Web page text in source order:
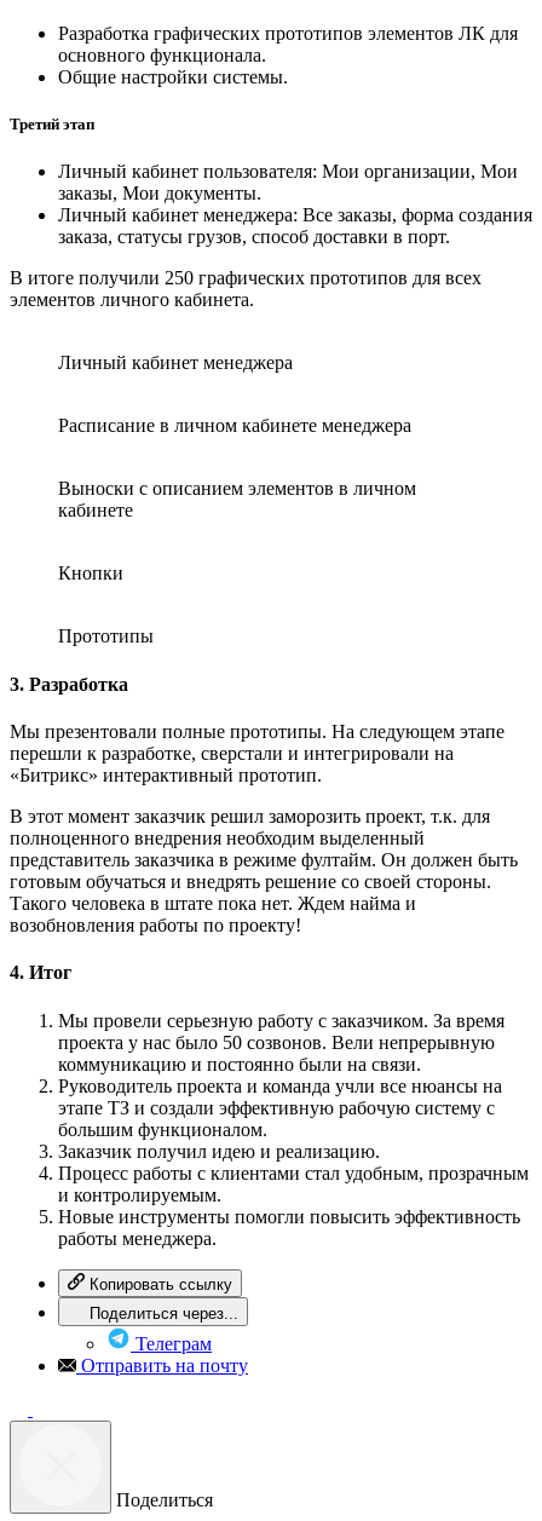
Разработка графических прототипов элементов ЛК для
основного функционала.
Общие настройки системы.
Третий этап
Личный кабинет пользователя: Мои организации, Мои
заказы, Мои документы.
Личный кабинет менеджера: Все заказы, форма создания
заказа, статусы грузов, способ доставки в порт.
В итоге получили 250 графических прототипов для всех
элементов личного кабинета.
Личный кабинет менеджера
Расписание в личном кабинете менеджера
Выноски с описанием элементов в личном
кабинете
Кнопки
Прототипы
3. Разработка
Мы презентовали полные прототипы. На следующем этапе
перешли к разработке, сверстали и интегрировали на
«Битрикс» интерактивный прототип.
В этот момент заказчик решил заморозить проект, т.к. для
полноценного внедрения необходим выделенный
представитель заказчика в режиме фултайм. Он должен быть
готовым обучаться и внедрять решение со своей стороны.
Такого человека в штате пока нет. Ждем найма и
возобновления работы по проекту!
4. Итог
Мы провели серьезную работу с заказчиком. За время
проекта у нас было 50 созвонов. Вели непрерывную
коммуникацию и постоянно были на связи.
Руководитель проекта и команда учли все нюансы на
этапе ТЗ и создали эффективную рабочую систему с
большим функционалом.
Заказчик получил идею и реализацию.
Процесс работы с клиентами стал удобным, прозрачным
и контролируемым.
Новые инструменты помогли повысить эффективность
работы менеджера.
Копировать ссылку
Поделиться через...
Телеграм
Отправить на почту
Поделиться